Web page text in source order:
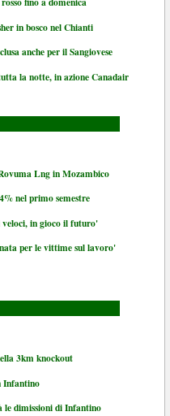
in bosco nel Chianti
anche per il Sangiovese
la notte, in azione Canadair
Lng in Mozambico
nel primo semestre
veloci, in gioco il futuro'
per le vittime sul lavoro'
3km knockout
Infantino
le dimissioni di Infantino